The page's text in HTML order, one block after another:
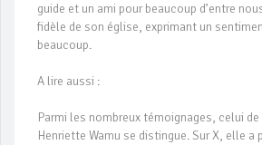
guide et un ami pour beaucoup d’entre
fidèle de son église, exprimant un
beaucoup.
A lire aussi :
Parmi les nombreux témoignages, celui de
Henriette Wamu se distingue. Sur X, elle a